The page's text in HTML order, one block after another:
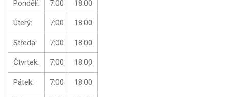
Pondělí: 7:00 18:00
Úterý: 7:00 18:00
Středa: 7:00 18:00
Čtvrtek: 7:00 18:00
Pátek: 7:00 18:00